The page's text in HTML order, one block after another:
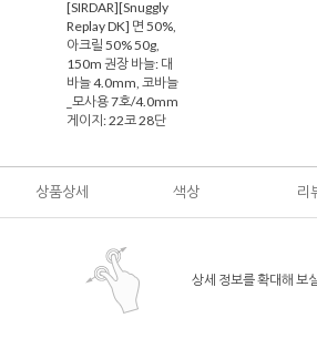
[SIRDAR][Snuggly
Replay DK] 면 50%,
아크릴 50% 50g,
150m 권장 바늘: 대
바늘 4.0mm, 코바늘
_모사용 7호/4.0mm
게이지: 22코 28단
상품상세 색상 리
상세 정보를 확대해 보